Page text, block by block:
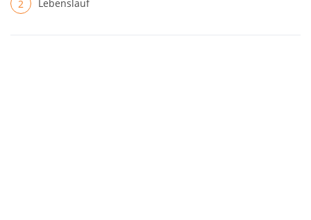
Lebenslauf